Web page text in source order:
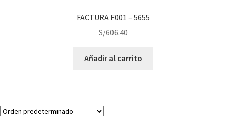
FACTURA F001 – 5655
S/606.40
Añadir al carrito